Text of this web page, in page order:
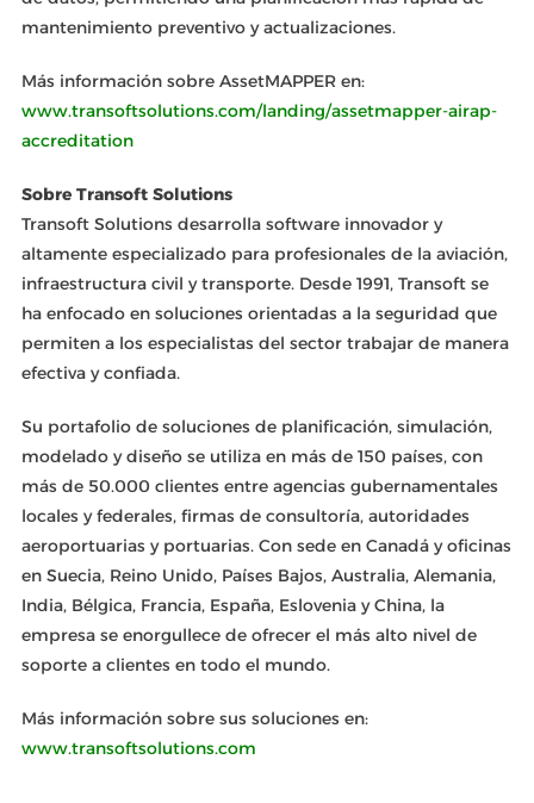
mantenimiento preventivo y actualizaciones.
Más información sobre AssetMAPPER en:
www.transoftsolutions.com/landing/assetmapper-airap-
accreditation
Sobre Transoft Solutions
Transoft Solutions desarrolla software innovador y
altamente especializado para profesionales de la aviación,
infraestructura civil y transporte. Desde 1991, Transoft se
ha enfocado en soluciones orientadas a la seguridad que
permiten a los especialistas del sector trabajar de manera
efectiva y confiada.
Su portafolio de soluciones de planificación, simulación,
modelado y diseño se utiliza en más de 150 países, con
más de 50.000 clientes entre agencias gubernamentales
locales y federales, firmas de consultoría, autoridades
aeroportuarias y portuarias. Con sede en Canadá y oficinas
en Suecia, Reino Unido, Países Bajos, Australia, Alemania,
India, Bélgica, Francia, España, Eslovenia y China, la
empresa se enorgullece de ofrecer el más alto nivel de
soporte a clientes en todo el mundo.
Más información sobre sus soluciones en:
www.transoftsolutions.com